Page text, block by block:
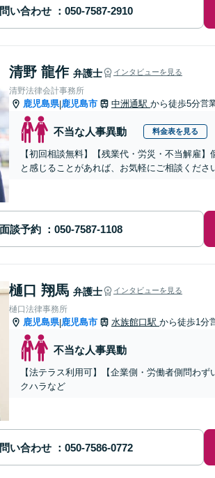
い合わせ
清野 龍作 弁護士 インタビューを見る
清野法律会計事務所
鹿児島県|鹿児島市 中洲通駅 から徒歩5分営
不当な人事異動 料金表を見る
【初回相談無料】【残業代・労災・不当解雇
と感じることがあれば、お気軽にご相談くださ
談予約
樋口 翔馬 弁護士 インタビューを見る
樋口法律事務所
鹿児島県|鹿児島市 水族館口駅 から徒歩1分
不当な人事異動
【法テラス利用可】【企業側・労働者側問わ
クハラなど
い合わせ